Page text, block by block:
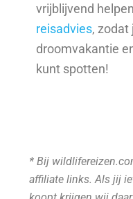
vrijblijvend
reisadvies, zodat
droomvakantie
kunt spotten!
* Bij
affiliate links. Als jij